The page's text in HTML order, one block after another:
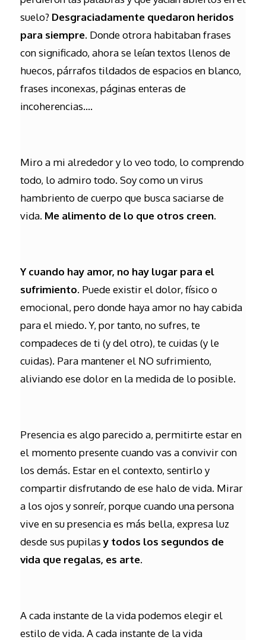
suelo? Desgraciadamente quedaron heridos
para siempre. Donde otrora habitaban frases
con significado, ahora se leían textos llenos de
huecos, párrafos tildados de espacios en blanco,
frases inconexas, páginas enteras de
incoherencias….
Miro a mi alrededor y lo veo todo, lo comprendo
todo, lo admiro todo. Soy como un virus
hambriento de cuerpo que busca saciarse de
vida. Me alimento de lo que otros creen.
Y cuando hay amor, no hay lugar para el
sufrimiento. Puede existir el dolor, físico o
emocional, pero donde haya amor no hay cabida
para el miedo. Y, por tanto, no sufres, te
compadeces de ti (y del otro), te cuidas (y le
cuidas). Para mantener el NO sufrimiento,
aliviando ese dolor en la medida de lo posible.
Presencia es algo parecido a, permitirte estar en
el momento presente cuando vas a convivir con
los demás. Estar en el contexto, sentirlo y
compartir disfrutando de ese halo de vida. Mirar
a los ojos y sonreír, porque cuando una persona
vive en su presencia es más bella, expresa luz
desde sus pupilasy todos los segundos de
vida que regalas, es arte.
A cada instante de la vida podemos elegir el
estilo de vida. A cada instante de la vida